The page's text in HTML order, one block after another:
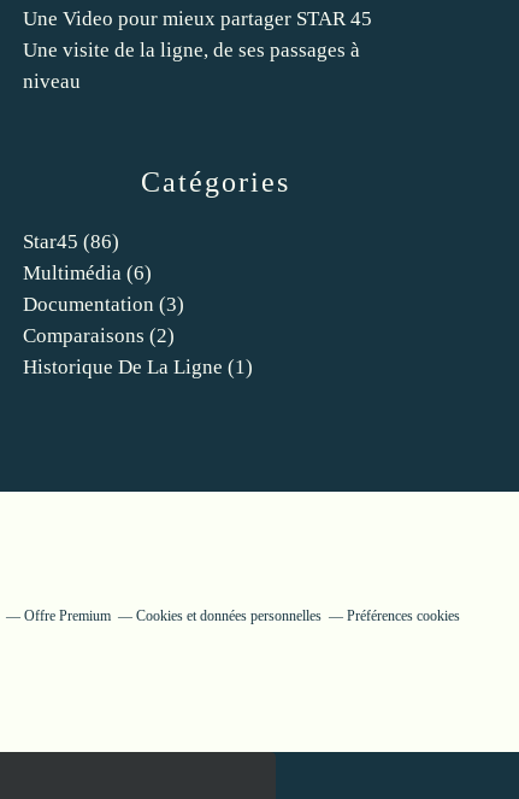
Catégories
Star45 (86)
Multimédia (6)
Documentation (3)
Comparaisons (2)
Historique De La Ligne (1)
Une Video pour mieux partager STAR 45
Une visite de la ligne, de ses passages à
niveau
Offre Premium Cookies et données personnelles Préférences cookies